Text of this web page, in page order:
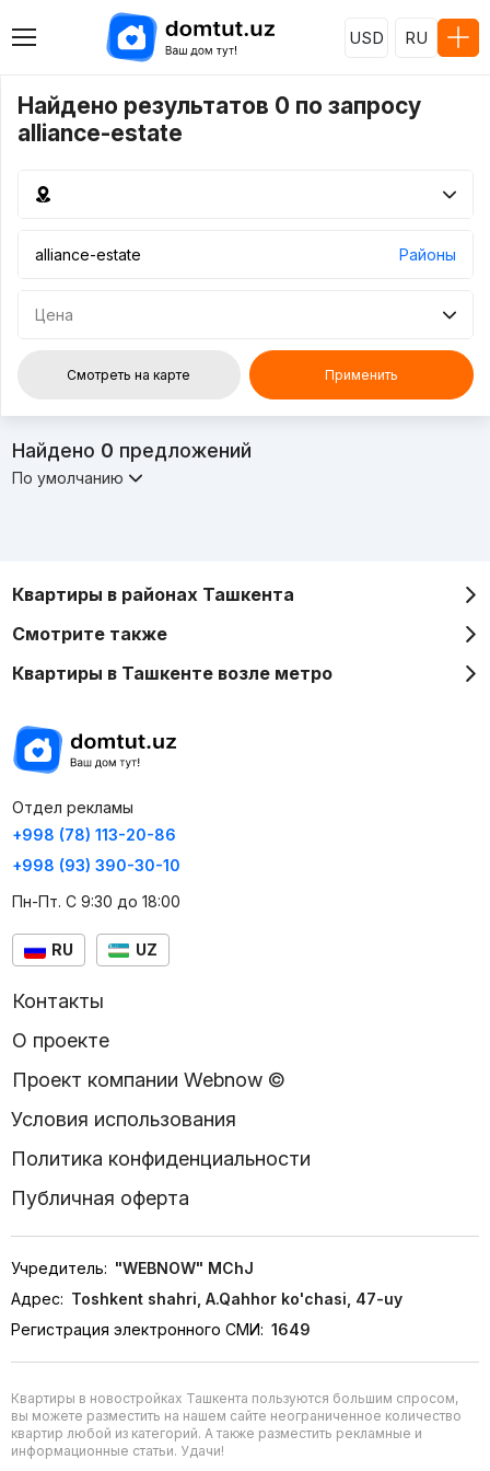
USD RU
Найдено результатов 0 по запросу
alliance-estate
Районы
Цена
Смотреть на карте Применить
Найдено 0 предложений
По умолчанию
Квартиры в районах Ташкента
Смотрите также
Квартиры в Ташкенте возле метро
Отдел рекламы
+998 (78) 113-20-86
+998 (93) 390-30-10
Пн-Пт. С 9:30 до 18:00
RU UZ
Контакты
О проекте
Проект компании Webnow ©
Условия использования
Политика конфиденциальности
Публичная оферта
Учредитель: "WEBNOW" MChJ
Адрес: Toshkent shahri, A.Qahhor ko'chasi, 47-uy
Регистрация электронного СМИ: 1649
Квартиры в новостройках Ташкента пользуются большим спросом,
вы можете разместить на нашем сайте неограниченное количество
квартир любой из категорий. А также разместить рекламные и
информационные статьи. Удачи!